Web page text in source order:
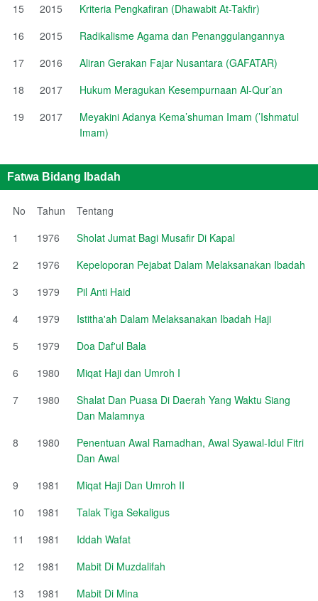
15
2015
Kriteria Pengkafiran (Dhawabit At-Takfir)
16
2015
Radikalisme Agama dan Penanggulangannya
17
2016
Aliran Gerakan Fajar Nusantara (GAFATAR)
18
2017
Hukum Meragukan Kesempurnaan Al-Qur’an
19
2017
Meyakini Adanya Kema’shuman Imam (’Ishmatul
Imam)
Fatwa Bidang Ibadah
No Tahun
Tentang
1
1976
Sholat Jumat Bagi Musafir Di Kapal
2
1976
Kepeloporan Pejabat Dalam Melaksanakan Ibadah
3
1979
Pil Anti Haid
4
1979
Istitha'ah Dalam Melaksanakan Ibadah Haji
5
1979
Doa Daf'ul Bala
6
1980
Miqat Haji dan Umroh I
7
1980
Shalat Dan Puasa Di Daerah Yang Waktu Siang
Dan Malamnya
8
1980
Penentuan Awal Ramadhan, Awal Syawal-Idul Fitri
Dan Awal
9
1981
Miqat Haji Dan Umroh II
10
1981
Talak Tiga Sekaligus
11
1981
Iddah Wafat
12
1981
Mabit Di Muzdalifah
13
1981
Mabit Di Mina